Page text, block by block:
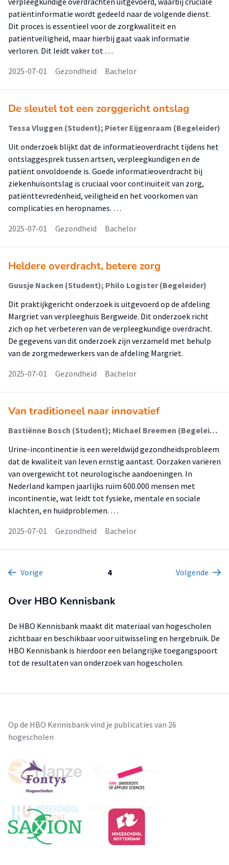
patiëntinformatie wordt gedeeld naar de volgende dienst.
Dit proces is essentieel voor de zorgkwaliteit en
patiëntveiligheid, maar hierbij gaat vaak informatie
verloren. Dit leidt vaker tot …
2025-07-01
Gezondheid Bachelor
De sleutel tot een zorggericht ontslag
Tessa Vluggen (Student); Pieter Eijgenraam (Begeleider)
Uit onderzoek blijkt dat de informatieoverdracht tijdens het
ontslaggesprek tussen artsen, verpleegkundigen en de
patiënt onvoldoende is. Goede informatieoverdracht bij
ziekenhuisontslag is cruciaal voor continuïteit van zorg,
patiënttevredenheid, veiligheid en het voorkomen van
complicaties en heropnames. …
2025-07-01
Gezondheid Bachelor
Heldere overdracht, betere zorg
Guusje Nacken (Student); Philo Logister (Begeleider)
Dit praktijkgericht onderzoek is uitgevoerd op de afdeling
Margriet van verpleeghuis Bergweide. Dit onderzoek richt
zich op het verbeteren van de verpleegkundige overdracht.
De gegevens van dit onderzoek zijn verzameld met behulp
van de zorgmedewerkers van de afdeling Margriet.
2025-07-01
Gezondheid Bachelor
Van traditioneel naar innovatief
Bastiënne Bosch (Student); Michael Breemen (Begeleider)
Urine-incontinentie is een wereldwijd gezondheidsprobleem
dat de kwaliteit van leven ernstig aantast. Oorzaken variëren
van overgewicht tot neurologische aandoeningen. In
Nederland kampen jaarlijks ruim 600.000 mensen met
incontinentie, wat leidt tot fysieke, mentale en sociale
klachten, en huidproblemen. …
2025-07-01
Gezondheid Bachelor
Vorige 4 Volgende
Over HBO Kennisbank
De HBO Kennisbank maakt dit materiaal van hogescholen
zichtbaar en beschikbaar voor uitwisseling en hergebruik. De
HBO Kennisbank is hierdoor een belangrijke toegangspoort
tot de resultaten van onderzoek van hogescholen.
Op de HBO Kennisbank vind je publicaties van 26
hogescholen